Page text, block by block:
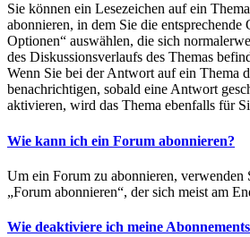
Sie können ein Lesezeichen auf ein
abonnieren, in dem Sie die
Optionen“ auswählen, die sich
des Diskussionsverlaufs des Themas
Wenn Sie bei der Antwort auf ein Thema
benachrichtigen, sobald eine Antwort
aktivieren, wird das Thema ebenfalls für
Wie kann ich ein Forum abonnieren?
Um ein Forum zu abonnieren,
„Forum abonnieren“, der sich meist am
Wie deaktiviere ich meine